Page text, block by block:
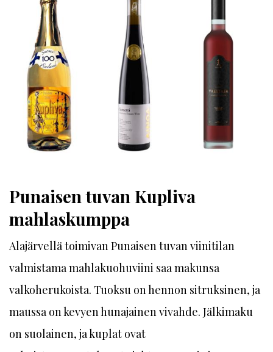
Punaisen tuvan Kupliva
mahlaskumppa
Alajärvellä toimivan Punaisen tuvan viinitilan
valmistama mahlakuohuviini saa makunsa
valkoherukoista. Tuoksu on hennon sitruksinen, ja
maussa on kevyen hunajainen vivahde. Jälkimaku
on suolainen, ja kuplat ovat